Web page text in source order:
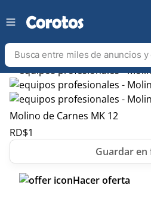
Molino de Carnes MK 12
RD$1
Hacer oferta